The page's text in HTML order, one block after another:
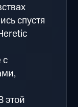
спустя
с
этой